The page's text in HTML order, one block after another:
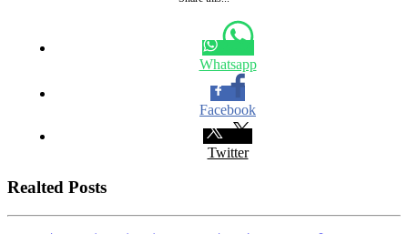
Whatsapp
Facebook
Twitter
Realted Posts